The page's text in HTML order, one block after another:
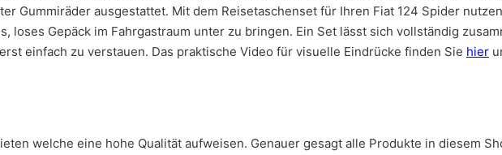
Gummiräder ausgestattet. Mit dem Reisetaschenset für Ihren Fiat 124 Spider
loses Gepäck im Fahrgastraum unter zu bringen. Ein Set lässt sich vollständig
einfach zu verstauen. Das praktische Video für visuelle Eindrücke finden Sie hier
welche eine hohe Qualität aufweisen. Genauer gesagt alle Produkte in diesem